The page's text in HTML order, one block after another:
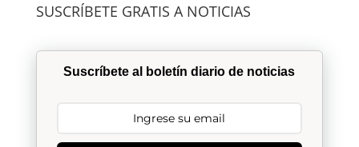
SUSCRÍBETE GRATIS A NOTICIAS
Suscríbete al boletín diario de noticias